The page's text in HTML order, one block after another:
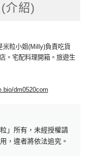
介紹)
米粒小姐(Milly)負責吃貨
。宅配料理開箱。旅遊生
dm0520com
」所有，未經授權請
，違者將依法追究。